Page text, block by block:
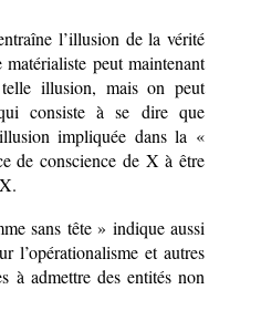
l’illusion de la vérité
peut maintenant
telle illusion, mais on peut
consiste à se dire que
impliquée dans la «
de conscience de X à être
sans tête » indique aussi
l’opérationalisme et autres
à admettre des entités non